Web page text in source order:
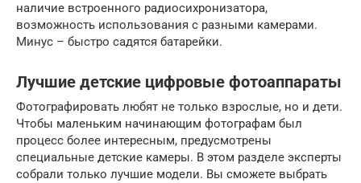
наличие встроенного радиосихронизатора,
возможность использования с разными камерами.
Минус – быстро садятся батарейки.
Лучшие детские цифровые фотоаппараты
Фотографировать любят не только взрослые, но и дети.
Чтобы маленьким начинающим фотографам был
процесс более интересным, предусмотрены
специальные детские камеры. В этом разделе эксперты
собрали только лучшие модели. Вы сможете выбрать